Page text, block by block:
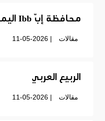
محافظة إبّ Ibb اليمنية
مقالات | 11-05-2026
الربيع العربي
مقالات | 11-05-2026